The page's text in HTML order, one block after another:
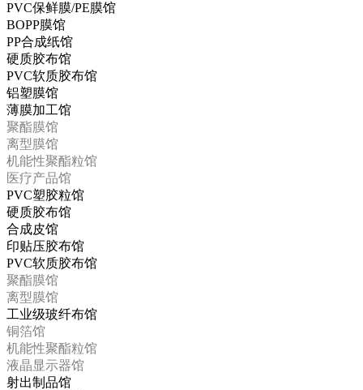
PVC保鲜膜/PE膜馆
BOPP膜馆
PP合成纸馆
硬质胶布馆
PVC软质胶布馆
铝塑膜馆
薄膜加工馆
聚酯膜馆
离型膜馆
机能性聚酯粒馆
医疗产品馆
PVC塑胶粒馆
硬质胶布馆
合成皮馆
印贴压胶布馆
PVC软质胶布馆
聚酯膜馆
离型膜馆
工业级玻纤布馆
铜箔馆
机能性聚酯粒馆
液晶显示器馆
射出制品馆